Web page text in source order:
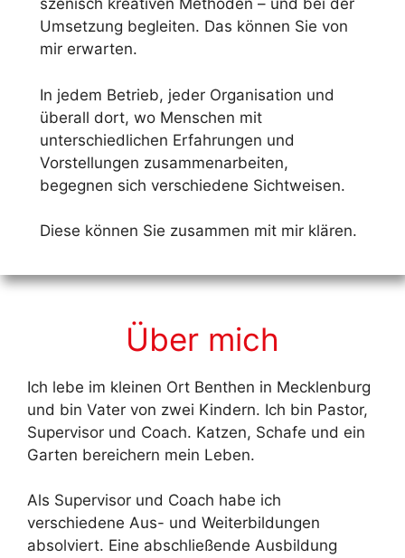
szenisch kreativen Methoden – und bei der
Umsetzung begleiten. Das können Sie von
mir erwarten.
In jedem Betrieb, jeder Organisation und
überall dort, wo Menschen mit
unterschiedlichen Erfahrungen und
Vorstellungen zusammenarbeiten,
begegnen sich verschiedene Sichtweisen.
Diese können Sie zusammen mit mir klären.
Über mich
Ich lebe im kleinen Ort Benthen in Mecklenburg
und bin Vater von zwei Kindern. Ich bin Pastor,
Supervisor und Coach. Katzen, Schafe und ein
Garten bereichern mein Leben.
Als Supervisor und Coach habe ich
verschiedene Aus- und Weiterbildungen
absolviert. Eine abschließende Ausbildung